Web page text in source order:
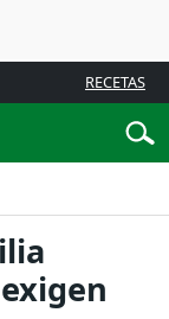
RECETAS